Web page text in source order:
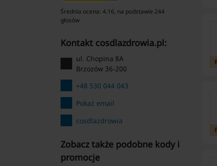
Średnia ocena: 4.16, na podstawie 244
głosów
kontakt cosdlazdrowia.pl:
ul. Chopina 8A
Brzozów 36-200
+48 530 044 043
Pokaż email
cosdlazdrowia
Zobacz także podobne kody i
promocje